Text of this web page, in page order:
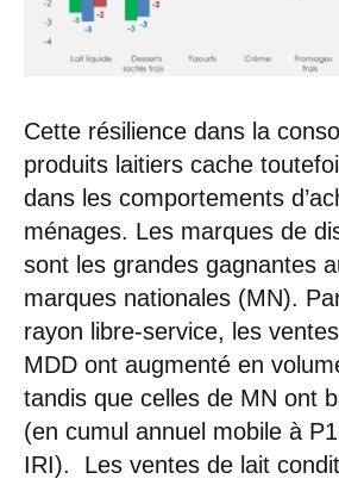
Cette résilience dans la
produits laitiers cache
dans les comportements
ménages. Les marques de
sont les grandes gagnantes
marques nationales (MN).
rayon libre-service, les
MDD ont augmenté en
tandis que celles de MN ont
(en cumul annuel mobile à
IRI). Les ventes de lait